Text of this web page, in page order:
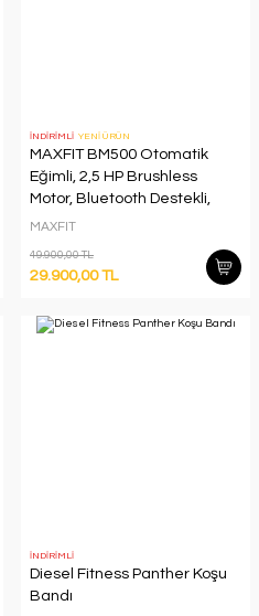
İNDİRİMLİ YENİ ÜRÜN
MAXFIT BM500 Otomatik
Eğimli, 2,5 HP Brushless
Motor, Bluetooth Destekli,
Koşu Bandı
MAXFIT
49.900,00 TL
29.900,00 TL
İNDİRİMLİ
Diesel Fitness Panther Koşu
Bandı